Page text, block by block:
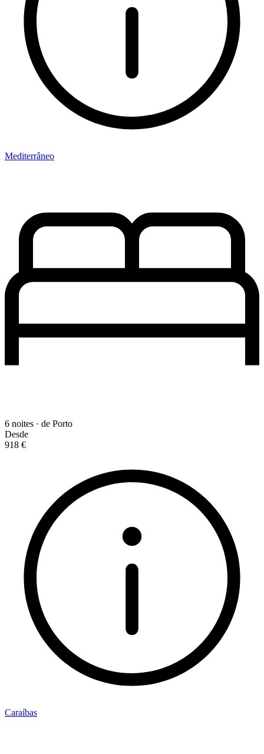
Mediterrâneo
6 noites · de Porto
Desde
918 €
Caraíbas